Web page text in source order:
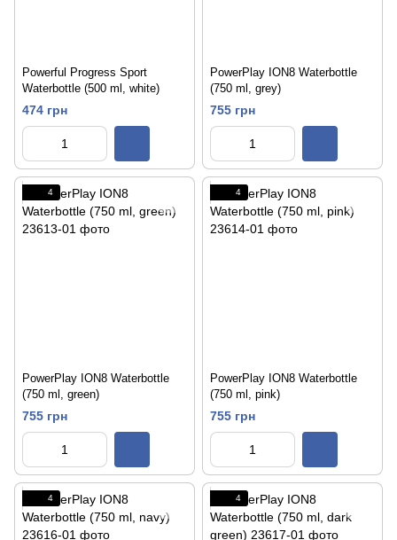
Powerful Progress Sport
Waterbottle (500 ml, white)
474 грн
PowerPlay ION8 Waterbottle
(750 ml, grey)
755 грн
4
PowerPlay ION8 Waterbottle
(750 ml, green)
755 грн
4
PowerPlay ION8 Waterbottle
(750 ml, pink)
755 грн
4 4